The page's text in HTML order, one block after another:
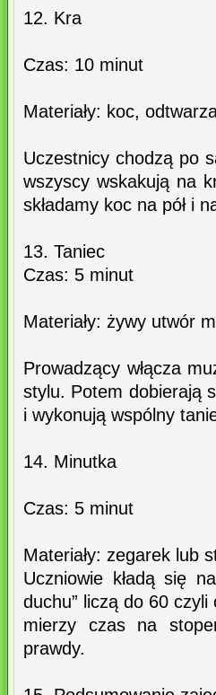
12. Kra
Czas: 10 minut
Materiały: koc,
Uczestnicy chodzą po
wszyscy wskakują na
składamy koc na pół i
13. Taniec
Czas: 5 minut
Materiały: żywy utwór
Prowadzący włącza
stylu. Potem dobierają
i wykonują wspólny
14. Minutka
Czas: 5 minut
Materiały: zegarek lub
Uczniowie kładą się
duchu” liczą do 60
mierzy czas na
prawdy.